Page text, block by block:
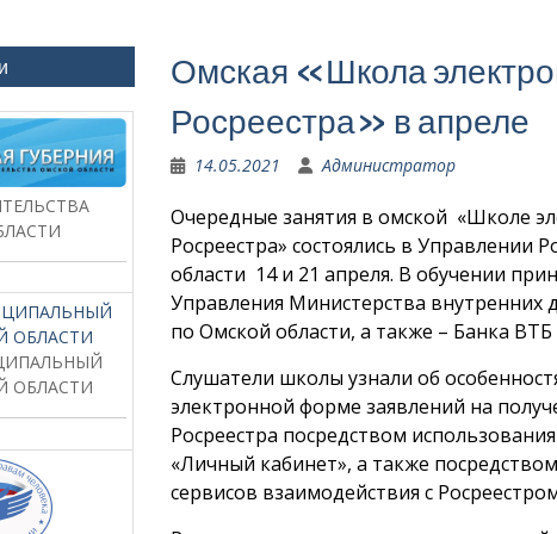
Омская «Школа
Росреестра» в апреле
14.05.2021 Администратор
Очередные занятия в омской «Школе
Росреестра» состоялись в Управлении
области 14 и 21 апреля. В обучении
Управления Министерства внутренних
по Омской области, а также – Банка
Слушатели школы узнали об
электронной форме заявлений на
Росреестра посредством
«Личный кабинет», а также
сервисов взаимодействия с
ОБЛАСТИ